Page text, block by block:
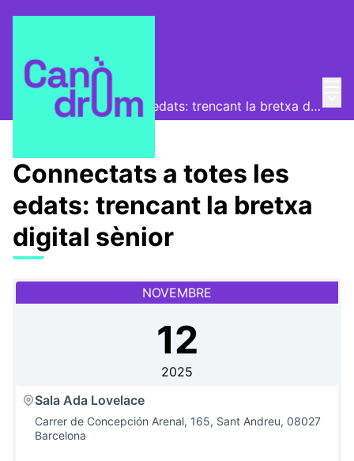
Canòdrom Obert
Connectats a totes les edats: trencant la bretxa digital sènior
Connectats a totes les
edats: trencant la bretxa
digital sènior
NOVEMBRE
12
2025
Sala Ada Lovelace
Carrer de Concepción Arenal, 165, Sant Andreu, 08027
Barcelona